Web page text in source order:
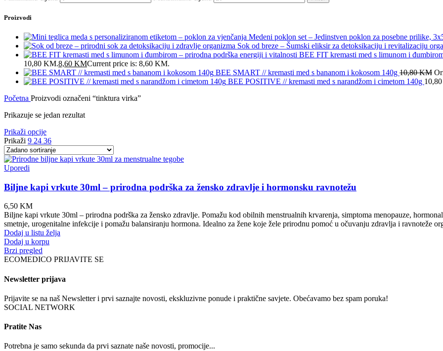
Proizvodi
Medeni poklon set – Jedinstven poklon za posebne prilike,
Sok od breze – Šumski eliksir za detoksikaciju i revitalizaciju
BEE FIT kremasti med s limunom i
10,80 KM.8,60 KMCurrent price is: 8,60 KM.
BEE SMART // kremasti med s bananom i kokosom 140g 10,80KM
BEE POSITIVE // kremasti med s narandžom i cimetom 140g 10,80
Početna Proizvodi označeni “tinktura virka”
Prikazuje se jedan rezultat
Prikaži opcije
Prikaži 9 24 36
Uporedi
Biljne kapi vrkute 30ml – prirodna podrška za žensko zdravlje i hormonsku ravnotežu
6,50 KM
Biljne kapi vrkute 30ml – prirodna podrška za žensko zdravlje. Pomažu kod obilnih menstrualnih krvarenja, simptoma menopauze,
smetnje, urogenitalne infekcije i pomažu balansiranju hormona. Idealno za žene koje žele prirodnu pomoć u očuvanju zdravlja i ravnoteže
Dodaj u listu želja
Dodaj u korpu
Brzi pregled
ECOMEDICO PRIJAVITE SE
Newsletter prijava
Prijavite se na naš Newsletter i prvi saznajte novosti, ekskluzivne ponude i praktične savjete. Obećavamo bez spam poruka!
SOCIAL NETWORK
Pratite Nas
Potrebna je samo sekunda da prvi saznate naše novosti, promocije...